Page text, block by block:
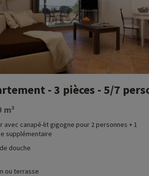
- 3 pièces - 5/7
m²
avec canapé-lit gigogne pour 2 personnes + 1
supplémentaire
douche
ou terrasse